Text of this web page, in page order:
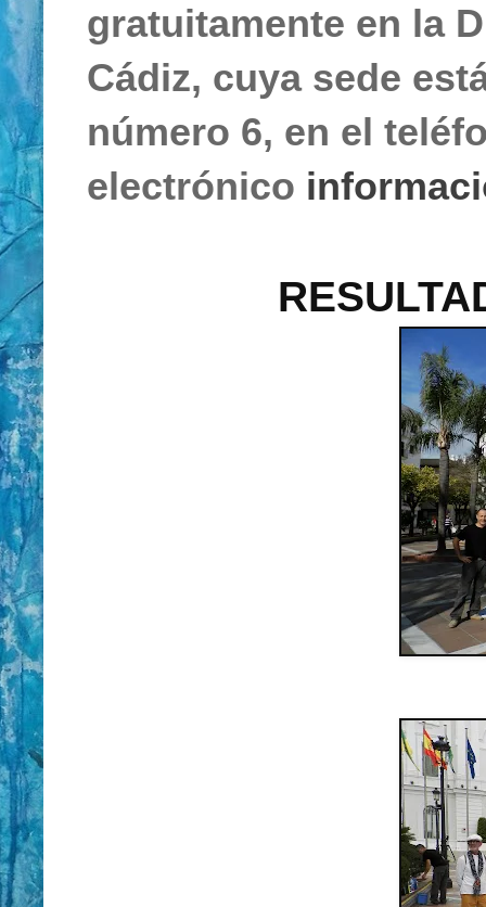
gratuitamente en la
Cádiz, cuya sede
número 6, en el
electrónico